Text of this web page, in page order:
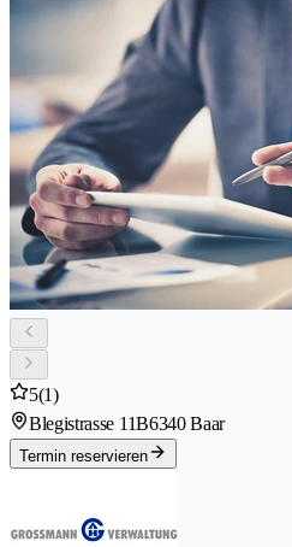
5(1)
Blegistrasse 11B6340 Baar
Termin reservieren